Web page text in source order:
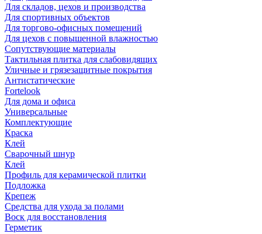
Для складов, цехов и производства
Для спортивных объектов
Для торгово-офисных помещений
Для цехов с повышенной влажностью
Сопутствующие материалы
Тактильная плитка для слабовидящих
Уличные и грязезащитные покрытия
Антистатические
Fortelook
Для дома и офиса
Универсальные
Комплектующие
Краска
Клей
Сварочный шнур
Клей
Профиль для керамической плитки
Подложка
Крепеж
Средства для ухода за полами
Воск для восстановления
Герметик